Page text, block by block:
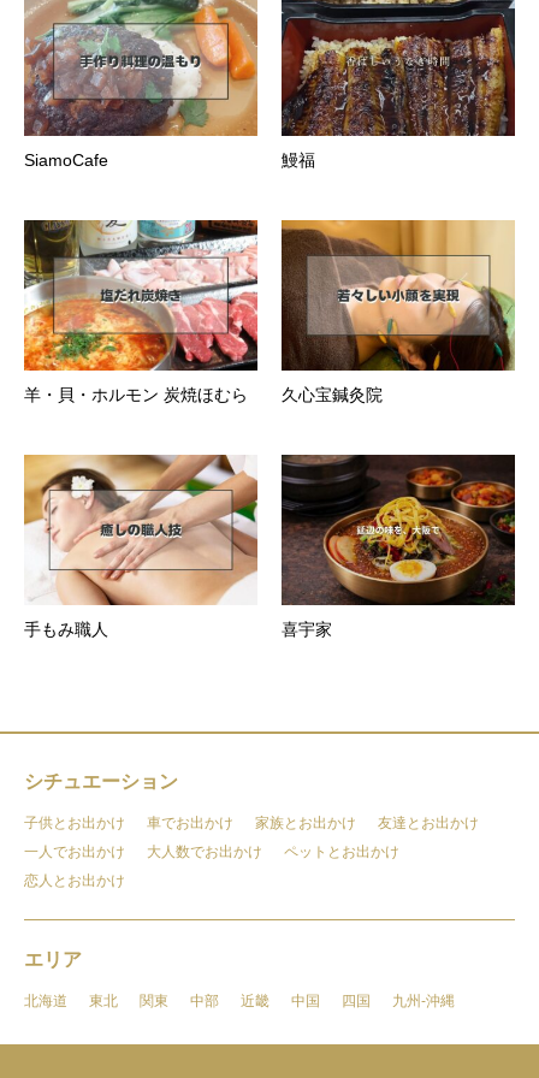
SiamoCafe 鰻福
羊・貝・ホルモン 炭焼ほむら 久心宝鍼灸院
手もみ職人 喜宇家
シチュエーション
子供とお出かけ 車でお出かけ 家族とお出かけ
友達とお出かけ
一人でお出かけ
大人数でお出かけ
ペットとお出かけ
恋人とお出かけ
エリア
北海道 東北 関東 中部 近畿 中国 四国 九州-沖縄